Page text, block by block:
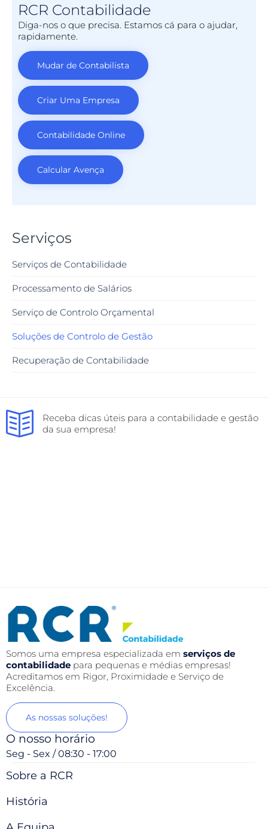
RCR Contabilidade
Diga-nos o que precisa. Estamos cá para o ajudar,
rapidamente.
Mudar de Contabilista
Criar Uma Empresa
Contabilidade Online
Calcular Avença
Serviços
Serviços de Contabilidade
Processamento de Salários
Serviço de Controlo Orçamental
Soluções de Controlo de Gestão
Recuperação de Contabilidade
Receba dicas úteis para a contabilidade e gestão
da sua empresa!
Somos uma empresa especializada em serviços de
contabilidade para pequenas e médias empresas!
Acreditamos em Rigor, Proximidade e Serviço de
Excelência.
As nossas soluções!
O nosso horário
Seg - Sex / 08:30 - 17:00
Sobre a RCR
História